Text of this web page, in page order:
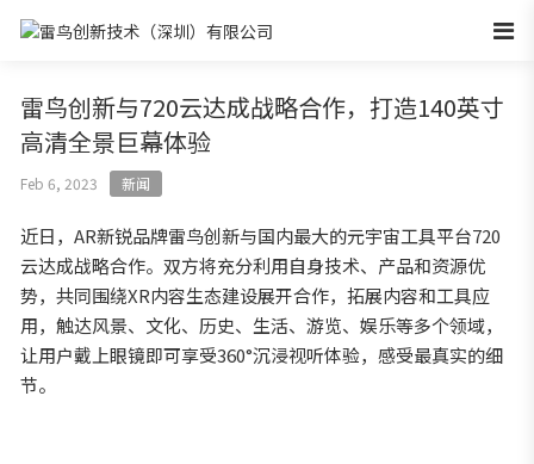
雷鸟创新与720云达成战略合作，打造140英寸
高清全景巨幕体验
Feb 6, 2023 新闻
近日，AR新锐品牌雷鸟创新与国内最大的元宇宙工具平台720
云达成战略合作。双方将充分利用自身技术、产品和资源优
势，共同围绕XR内容生态建设展开合作，拓展内容和工具应
用，触达风景、文化、历史、生活、游览、娱乐等多个领域，
让用户戴上眼镜即可享受360°沉浸视听体验，感受最真实的细
节。